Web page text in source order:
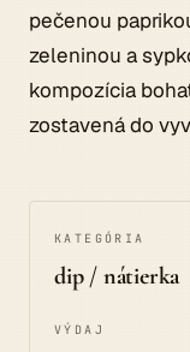
pečenou
zeleninou a
kompozícia
zostavená do
KATEGÓRIA
dip / nátierka
VÝDAJ